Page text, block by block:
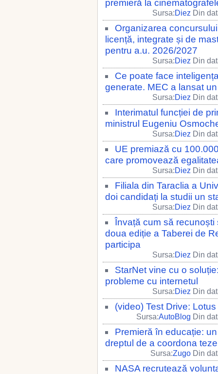
premieră la
Sursa:Diez Din
Organizarea
licență, integrate și de
pentru a.u. 2026/2027
Sursa:Diez Din
Ce poate face
generate. MEC a lansat
Sursa:Diez Din
Interimatul funcției de
ministrul Eugeniu
Sursa:Diez Din
UE premiază cu
care promovează
Sursa:Diez Din
Filiala din Taraclia a
doi candidați la studii un
Sursa:Diez Din
Învață cum să
doua ediție a Taberei de
participa
Sursa:Diez Din
StarNet vine cu o
probleme cu internetul
Sursa:Diez Din
(video) Test Drive:
Sursa:AutoBlog Din
Premieră în educație:
dreptul de a coordona
Sursa:Zugo Din
NASA recrutează